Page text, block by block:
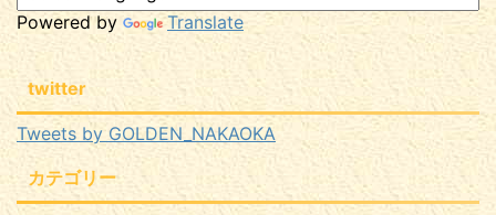
Powered by Translate
twitter
Tweets by GOLDEN_NAKAOKA
カテゴリー